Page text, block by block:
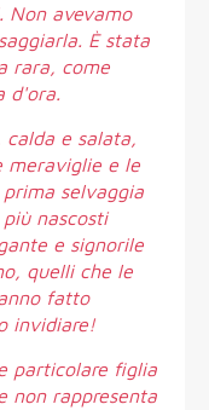
Non avevamo
È stata
rara, come
d'ora.
calda e salata,
meraviglie e le
selvaggia
nascosti
e signorile
quelli che le
fatto
invidiare!
particolare figlia
non rappresenta